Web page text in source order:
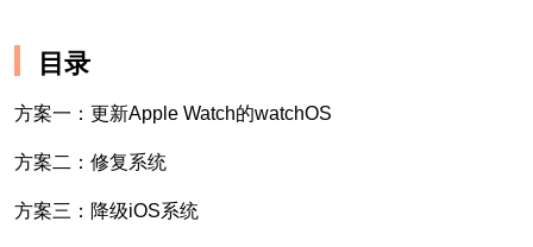
目录
方案一：更新Apple Watch的watchOS
方案二：修复系统
方案三：降级iOS系统